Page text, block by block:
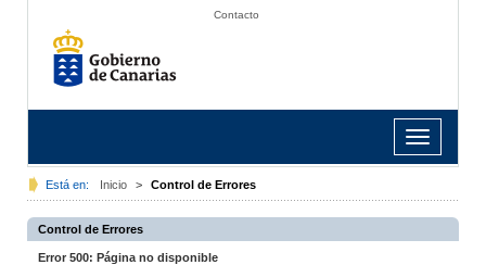
Contacto
Toggle
navigation
Está en: Inicio > Control de Errores
Control de Errores
Error 500: Página no disponible